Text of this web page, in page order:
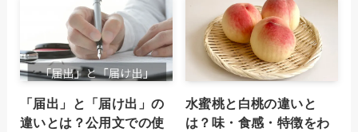
「届出」と「届け出」の
違いとは？公用文での使
水蜜桃と白桃の違いと
は？味・食感・特徴をわ